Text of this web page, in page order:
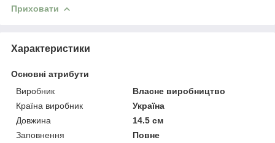
Приховати
Характеристики
Основні атрибути
Виробник
Власне виробництво
Країна виробник
Україна
Довжина
14.5 см
Заповнення
Повне